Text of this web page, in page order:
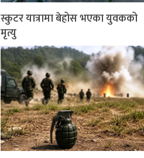
स्कुटर यात्रामा बेहोस भएका युवकको
मृत्यु